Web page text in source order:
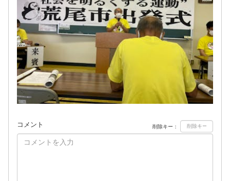
コメント 削除キー：